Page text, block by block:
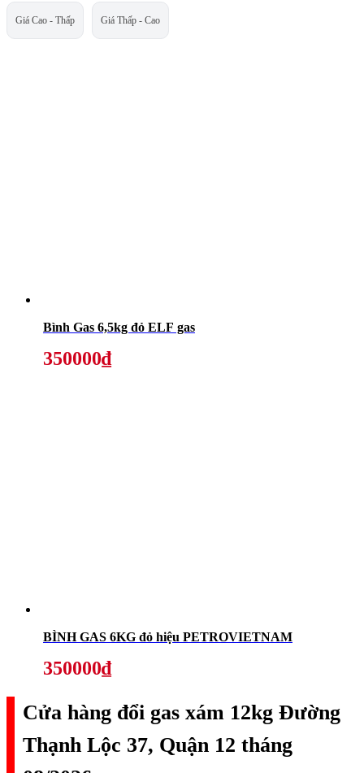
Giá Cao - Thấp Giá Thấp - Cao
Bình Gas 6,5kg đỏ ELF gas
350000₫
BÌNH GAS 6KG đỏ hiệu PETROVIETNAM
350000₫
Cửa hàng đổi gas xám 12kg Đường
Thạnh Lộc 37, Quận 12 tháng